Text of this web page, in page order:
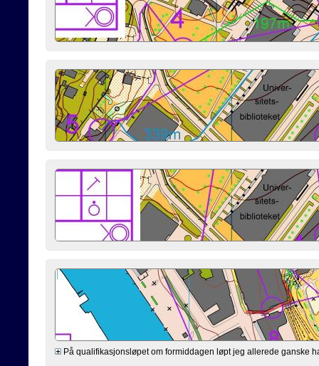
På qualifikasjonsløpet om formiddagen løpt jeg allerede ganske